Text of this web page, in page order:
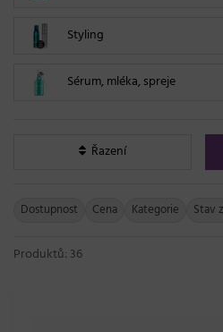
Styling
Sérum, mléka, spreje
Řazení
Dostupnost Cena Kategorie Stav
Produktů: 36